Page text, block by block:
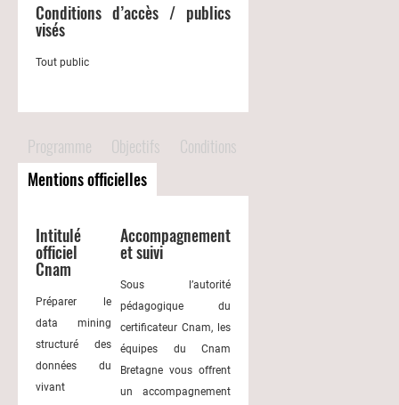
Conditions d’accès / publics
visés
Tout public
Programme Objectifs
Conditions
Mentions officielles
Intitulé
officiel
Cnam
Préparer le
data mining
structuré des
données du
vivant
Accompagnement
et suivi
Sous l’autorité
pédagogique du
certificateur Cnam, les
équipes du Cnam
Bretagne vous offrent
un accompagnement